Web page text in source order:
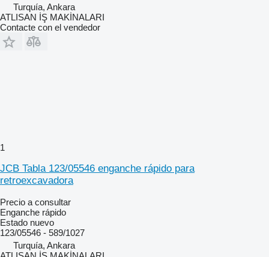
Turquía, Ankara
ATLISAN İŞ MAKİNALARI
Contacte con el vendedor
1
JCB Tabla 123/05546 enganche rápido para
retroexcavadora
Precio a consultar
Enganche rápido
Estado nuevo
123/05546 - 589/1027
Turquía, Ankara